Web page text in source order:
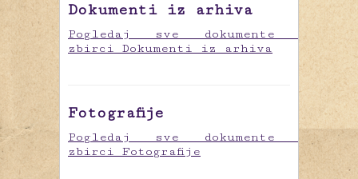
Dokumenti iz arhiva
Pogledaj sve dokumente u
zbirci Dokumenti iz arhiva
Fotografije
Pogledaj sve dokumente u
zbirci Fotografije